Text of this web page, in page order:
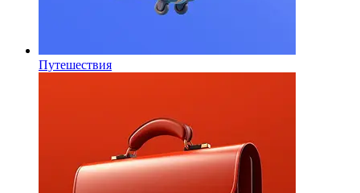
Путешествия